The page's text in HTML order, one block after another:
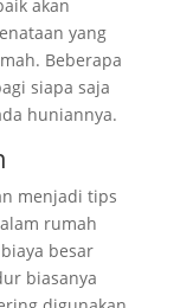
akan
yang
Beberapa
siapa saja
huniannya.
menjadi tips
rumah
besar
biasanya